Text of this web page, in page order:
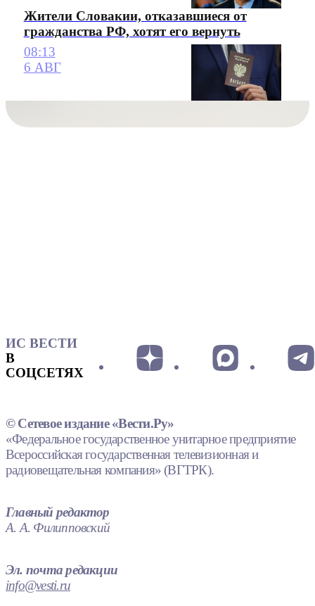
Жители Словакии, отказавшиеся от
гражданства РФ, хотят его вернуть
08:13
6 АВГ
ИС ВЕСТИ
В
СОЦСЕТЯХ
© Сетевое издание «Вести.Ру»
«Федеральное государственное унитарное предприятие
Всероссийская государственная телевизионная и
радиовещательная компания» (ВГТРК).
Главный редактор
А. А. Филипповский
Эл. почта редакции
info@vesti.ru